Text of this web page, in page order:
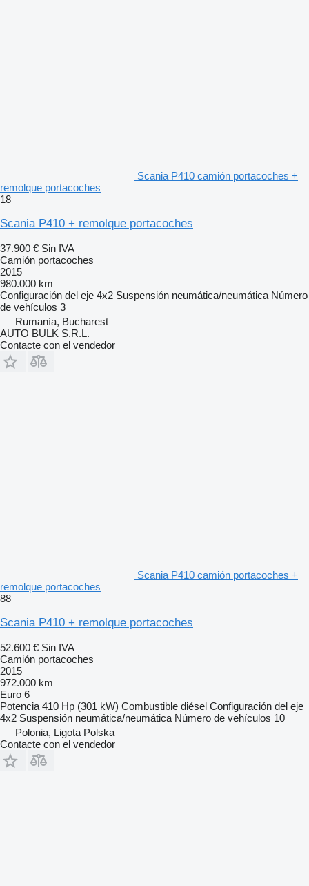
Scania P410 camión portacoches +
remolque portacoches
18
Scania P410 + remolque portacoches
37.900 € Sin IVA
Camión portacoches
2015
980.000 km
Configuración del eje 4x2 Suspensión neumática/neumática Número
de vehículos 3
Rumanía, Bucharest
AUTO BULK S.R.L.
Contacte con el vendedor
Scania P410 camión portacoches +
remolque portacoches
88
Scania P410 + remolque portacoches
52.600 € Sin IVA
Camión portacoches
2015
972.000 km
Euro 6
Potencia 410 Hp (301 kW) Combustible diésel Configuración del eje
4x2 Suspensión neumática/neumática Número de vehículos 10
Polonia, Ligota Polska
Contacte con el vendedor